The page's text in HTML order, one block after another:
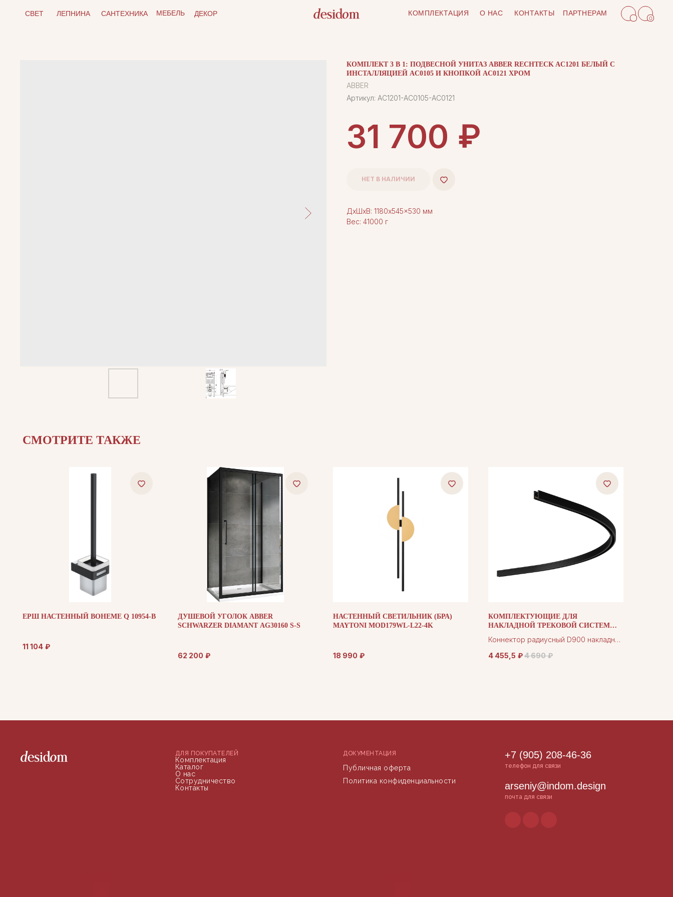
КОМПЛЕКТАЦИЯ О НАС КОНТАКТЫ ПАРТНЕРАМ
0
САНТЕХНИКА
ЛЕПНИНА ДЕКОР
СВЕТ МЕБЕЛЬ
КОМПЛЕКТ 3 В 1: ПОДВЕСНОЙ УНИТАЗ ABBER RECHTECK AC1201 БЕЛЫЙ С
ИНСТАЛЛЯЦИЕЙ AC0105 И КНОПКОЙ AC0121 ХРОМ
ABBER
Артикул: AC1201-AC0105-AC0121
31 700 ₽
НЕТ В НАЛИЧИИ
ДxШxВ: 1180x545x530 мм
Вес: 41000 г
СМОТРИТЕ ТАКЖЕ
ЕРШ НАСТЕННЫЙ BOHEME Q 10954-B
11 104 ₽
ДУШЕВОЙ УГОЛОК ABBER
SCHWARZER DIAMANT AG30160 S-S
62 200 ₽
НАСТЕННЫЙ СВЕТИЛЬНИК (БРА)
MAYTONI MOD179WL-L22-4K
18 990 ₽
КОМПЛЕКТУЮЩИЕ ДЛЯ
НАКЛАДНОЙ ТРЕКОВОЙ СИСТЕМЫ
Коннектор радиусный D900 накладной
4 455,5 ₽4 690 ₽
ДОКУМЕНТАЦИЯ
Публичная оферта
Политика конфиденциальности
ДЛЯ ПОКУПАТЕЛЕЙ
Комплектация
Каталог
О нас
Сотрудничество
Контакты
+7 (905) 208-46-36
телефон для связи
arseniy@indom.design
почта для связи